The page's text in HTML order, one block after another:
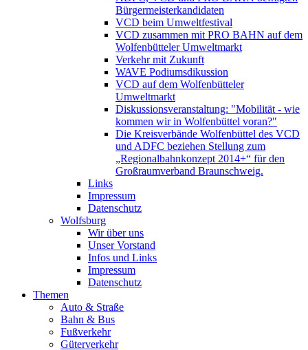
Bürgermeisterkandidaten
VCD beim Umweltfestival
VCD zusammen mit PRO BAHN auf dem
Wolfenbütteler Umweltmarkt
Verkehr mit Zukunft
WAVE Podiumsdikussion
VCD auf dem Wolfenbütteler
Umweltmarkt
Diskussionsveranstaltung: "Mobilität - wie
kommen wir in Wolfenbüttel voran?"
Die Kreisverbände Wolfenbüttel des VCD
und ADFC beziehen Stellung zum
„Regionalbahnkonzept 2014+“ für den
Großraumverband Braunschweig.
Links
Impressum
Datenschutz
Wolfsburg
Wir über uns
Unser Vorstand
Infos und Links
Impressum
Datenschutz
Themen
Auto & Straße
Bahn & Bus
Fußverkehr
Güterverkehr